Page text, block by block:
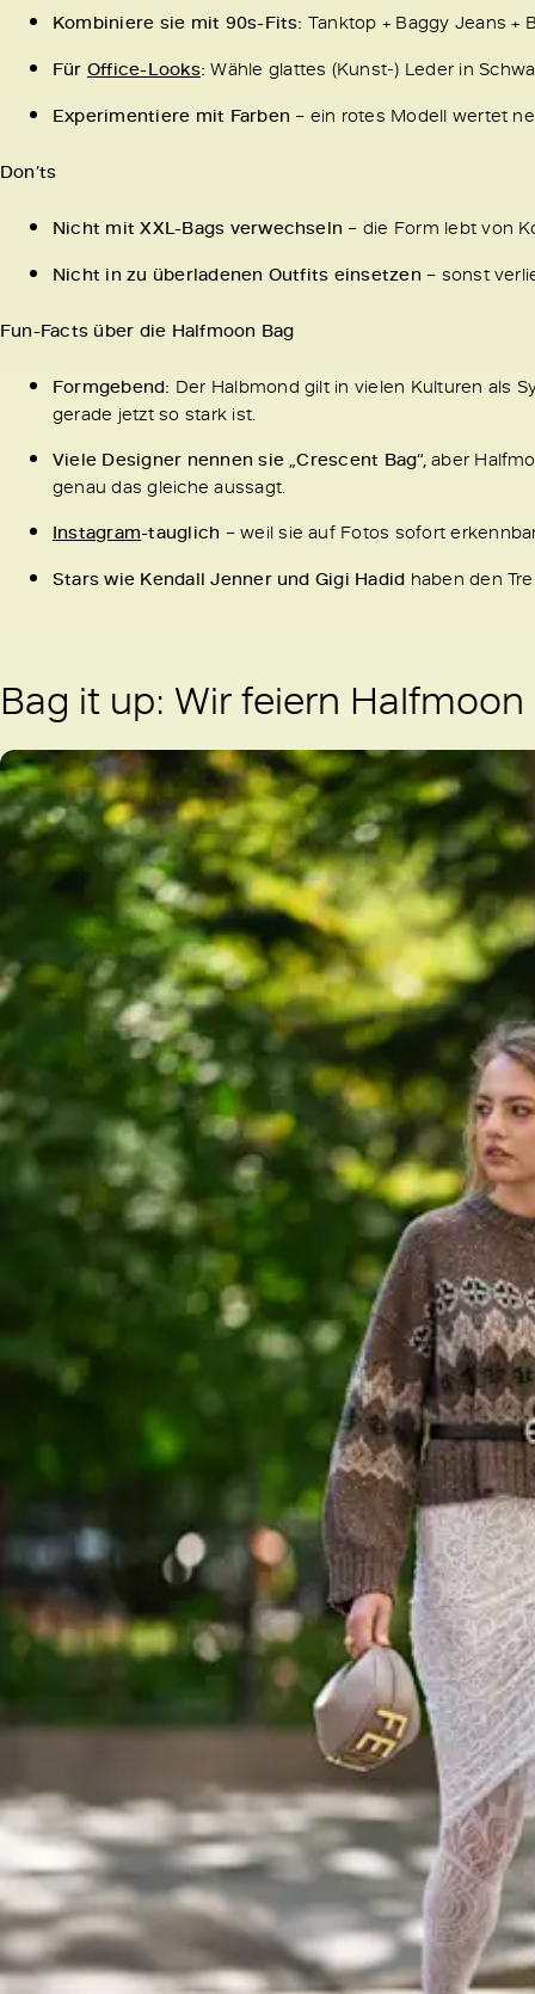
Kombiniere sie mit 90s-Fits: Tanktop + Baggy Jeans +
Für Office-Looks: Wähle glattes (Kunst-) Leder in
Experimentiere mit Farben – ein rotes Modell wertet
Don’ts
Nicht mit XXL-Bags verwechseln – die Form lebt von
Nicht in zu überladenen Outfits einsetzen – sonst
Fun-Facts über die Halfmoon Bag
Formgebend: Der Halbmond gilt in vielen Kulturen als
gerade jetzt so stark ist.
Viele Designer nennen sie „Crescent Bag“,aber
genau das gleiche aussagt.
Instagram-tauglich – weil sie auf Fotos sofort
Stars wie Kendall Jenner und Gigi Hadid haben den
Bag it up: Wir feiern Halfmoon